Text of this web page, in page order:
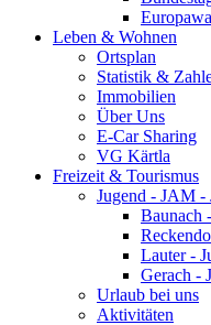
Leben & Wohnen
Ortsplan
Statistik &
Immobilien
Über Uns
E-Car Sharing
VG Kärtla
Freizeit & Tourismus
Jugend - JAM -
Baunach
Lauter -
Gerach -
Urlaub bei uns
Aktivitäten